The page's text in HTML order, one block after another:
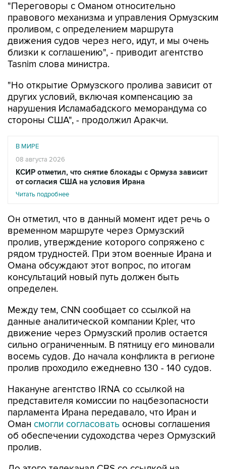
"Переговоры с Оманом относительно
правового механизма и управления Ормузским
проливом, с определением маршрута
движения судов через него, идут, и мы очень
близки к соглашению", - приводит агентство
Tasnim слова министра.
"Но открытие Ормузского пролива зависит от
других условий, включая компенсацию за
нарушения Исламабадского меморандума со
стороны США", - продолжил Аракчи.
В МИРЕ
08 августа 2026
КСИР отметил, что снятие блокады с Ормуза зависит
от согласия США на условия Ирана
Читать подробнее
Он отметил, что в данный момент идет речь о
временном маршруте через Ормузский
пролив, утверждение которого сопряжено с
рядом трудностей. При этом военные Ирана и
Омана обсуждают этот вопрос, по итогам
консультаций новый путь должен быть
определен.
Между тем, CNN сообщает со ссылкой на
данные аналитической компании Kpler, что
движение через Ормузский пролив остается
сильно ограниченным. В пятницу его миновали
восемь судов. До начала конфликта в регионе
пролив проходило ежедневно 130 - 140 судов.
Накануне агентство IRNA со ссылкой на
представителя комиссии по нацбезопасности
парламента Ирана передавало, что Иран и
Оман смогли согласовать основы соглашения
об обеспечении судоходства через Ормузский
пролив.